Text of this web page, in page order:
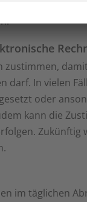
zustimmen,
darf. In vielen
oder
kann die
im täglichen